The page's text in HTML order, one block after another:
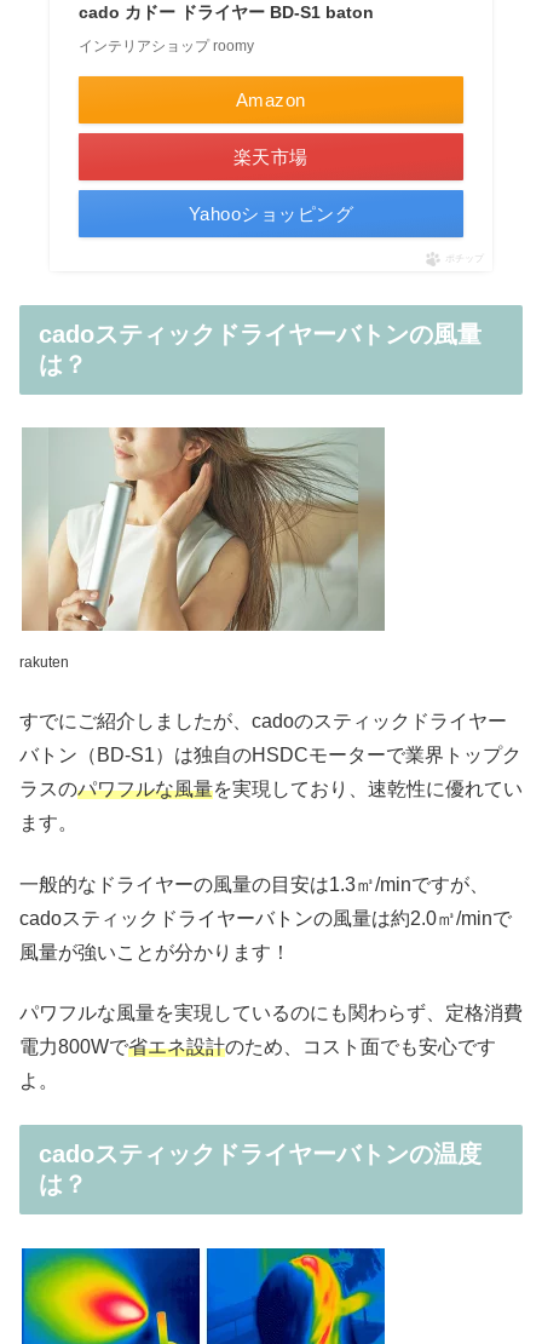
cado カドー ドライヤー BD-S1 baton
インテリアショップ roomy
Amazon
楽天市場
Yahooショッピング
ポチップ
cadoスティックドライヤーバトンの風量
は？
rakuten
すでにご紹介しましたが、cadoのスティックドライヤー
バトン（BD-S1）は独自のHSDCモーターで業界トップク
ラスのパワフルな風量を実現しており、速乾性に優れてい
ます。
一般的なドライヤーの風量の目安は1.3㎥/min​​ですが、
cadoスティックドライヤーバトンの風量は約2.0㎥/minで
風量が強いことが分かります！
パワフルな風量を実現しているのにも関わらず、定格消費
電力800Wで省エネ設計のため、コスト面でも安心です
よ。
cadoスティックドライヤーバトンの温度
は？